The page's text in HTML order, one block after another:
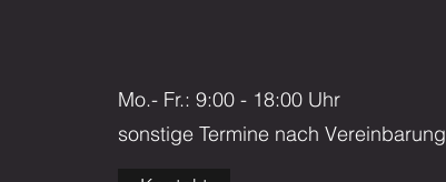
Mo.- Fr.: 9:00 - 18:00 Uhr
sonstige Termine nach Vereinbarung